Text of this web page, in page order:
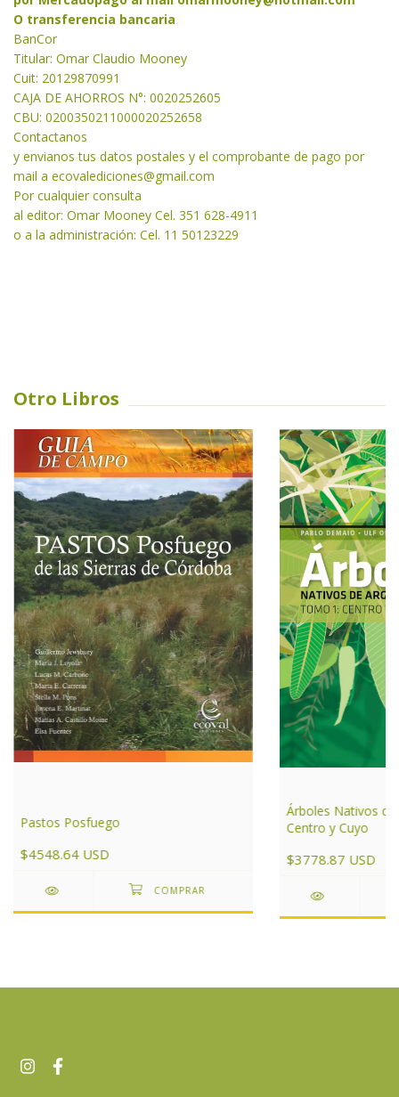
O transferencia bancaria
BanCor
Titular: Omar Claudio Mooney
Cuit: 20129870991
CAJA DE AHORROS N°: 0020252605
CBU: 0200350211000020252658
Contactanos
y envianos tus datos postales y el comprobante de pago por
mail a ecovalediciones@gmail.com
Por cualquier consulta
al editor: Omar Mooney Cel. 351 628-4911
o a la administración: Cel. 11 50123229
Otro Libros
Pastos Posfuego
$4548.64 USD
Árboles Nativos
Centro y Cuyo
$3778.87 USD